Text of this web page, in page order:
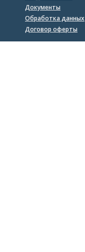
Документы
Обработка данных
Договор оферты